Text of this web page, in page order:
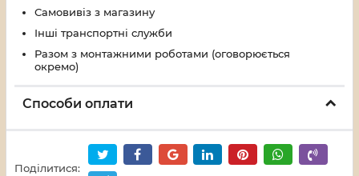
Самовивіз з магазину
Інші транспортні служби
Разом з монтажними роботами (оговорюється
окремо)
Способи оплати
Поділитися: